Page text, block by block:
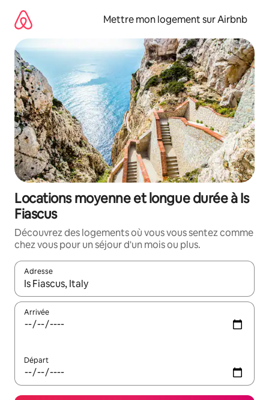
directement
contenu
Mettre mon logement sur Airbnb
Locations moyenne et longue durée à Is
Fiascus
Découvrez des logements où vous vous sentez comme
chez vous pour un séjour d'un mois ou plus.
Adresse
Lorsque les résultats s'affichent, utilisez les flèches vers le
Arrivée
Départ